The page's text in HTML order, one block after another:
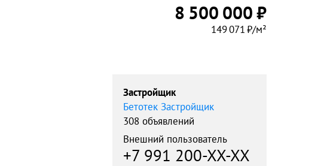
8 500 000 ₽
149 071 ₽/м²
Застройщик
Бетотек Застройщик
308 объявлений
Внешний пользователь
+7 991 200-XX-XX